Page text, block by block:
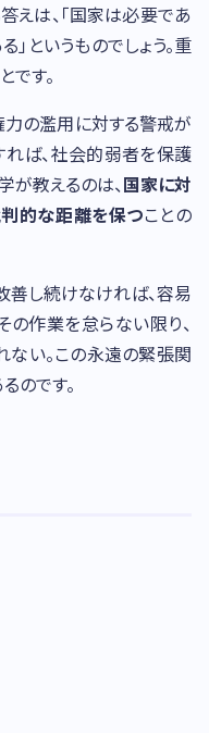
えは、「国家は必要であ
というものでしょう。重
です。
の濫用に対する警戒が
ば、社会的弱者を保護
が教えるのは、国家に対
判的な距離を保つことの
善し続けなければ、容易
の作業を怠らない限り、
ない。この永遠の緊張関
のです。